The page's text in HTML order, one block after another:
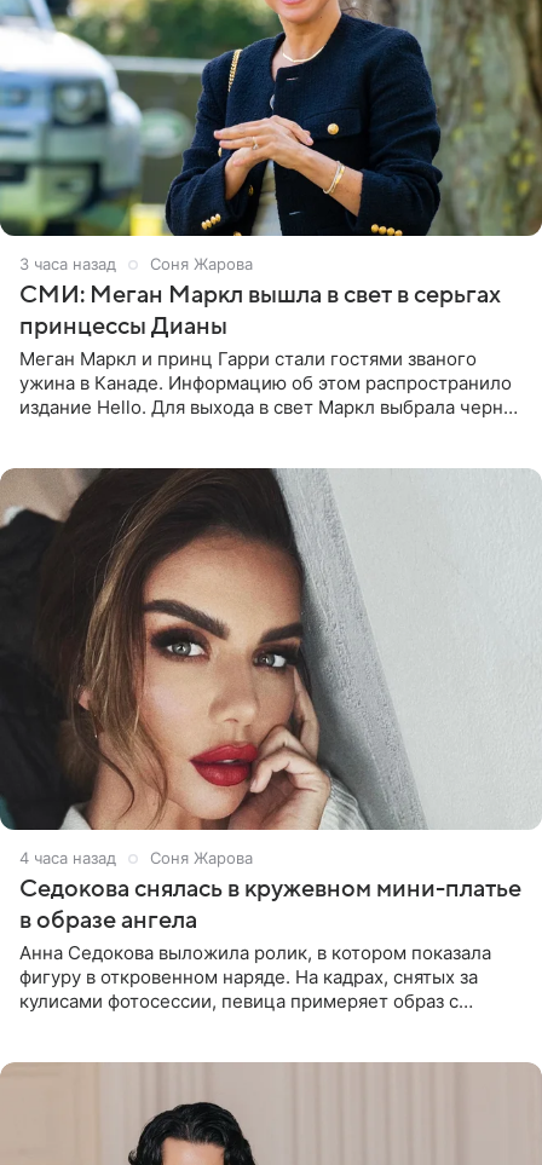
3 часа назад Соня Жарова
СМИ: Меган Маркл вышла в свет в серьгах
принцессы Дианы
Меган Маркл и принц Гарри стали гостями званого
ужина в Канаде. Информацию об этом распространило
издание Hello. Для выхода в свет Маркл выбрала черное
4 часа назад Соня Жарова
Седокова снялась в кружевном мини-платье
в образе ангела
Анна Седокова выложила ролик, в котором показала
фигуру в откровенном наряде. На кадрах, снятых за
кулисами фотосессии, певица примеряет образ с